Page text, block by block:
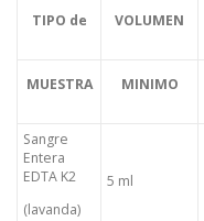
TIPO de VOLUMEN
MUESTRA MINIMO
Sangre
Entera
EDTA K2
(lavanda)
5 ml